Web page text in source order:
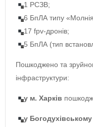
1 РСЗВ;
6 БпЛА типу
17 fpv-дронів;
5 БпЛА (тип
Пошкоджено та
інфраструктури:
у м. Харків
у Богодухівському